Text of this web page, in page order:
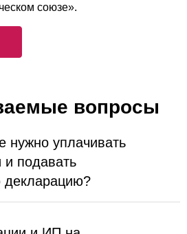
союзе».
вопросы
нужно уплачивать
и подавать
декларацию?